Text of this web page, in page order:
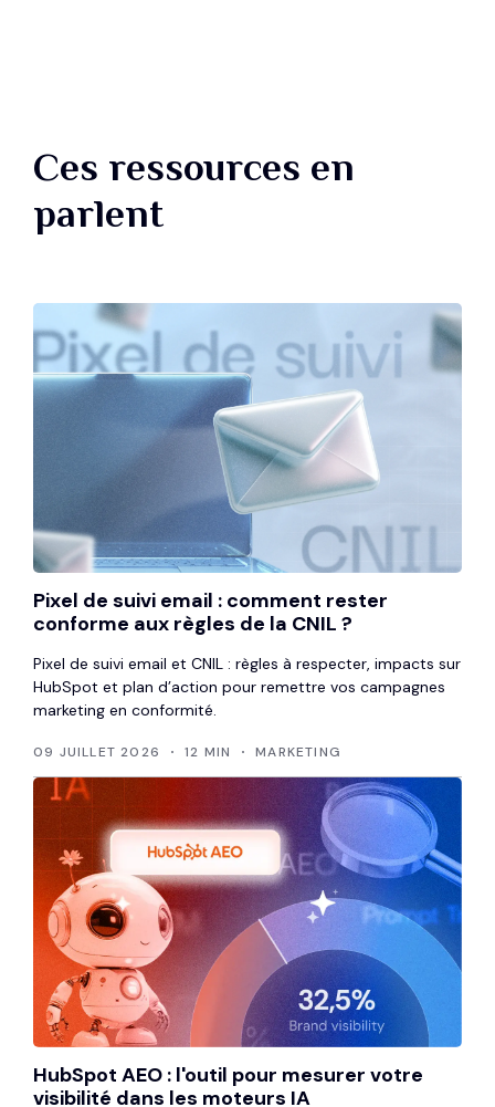
Ces ressources en
parlent
Pixel de suivi email : comment rester
conforme aux règles de la CNIL ?
Pixel de suivi email et CNIL : règles à respecter, impacts sur
HubSpot et plan d’action pour remettre vos campagnes
marketing en conformité.
09 JUILLET 2026 12 MIN MARKETING
HubSpot AEO : l'outil pour mesurer votre
visibilité dans les moteurs IA